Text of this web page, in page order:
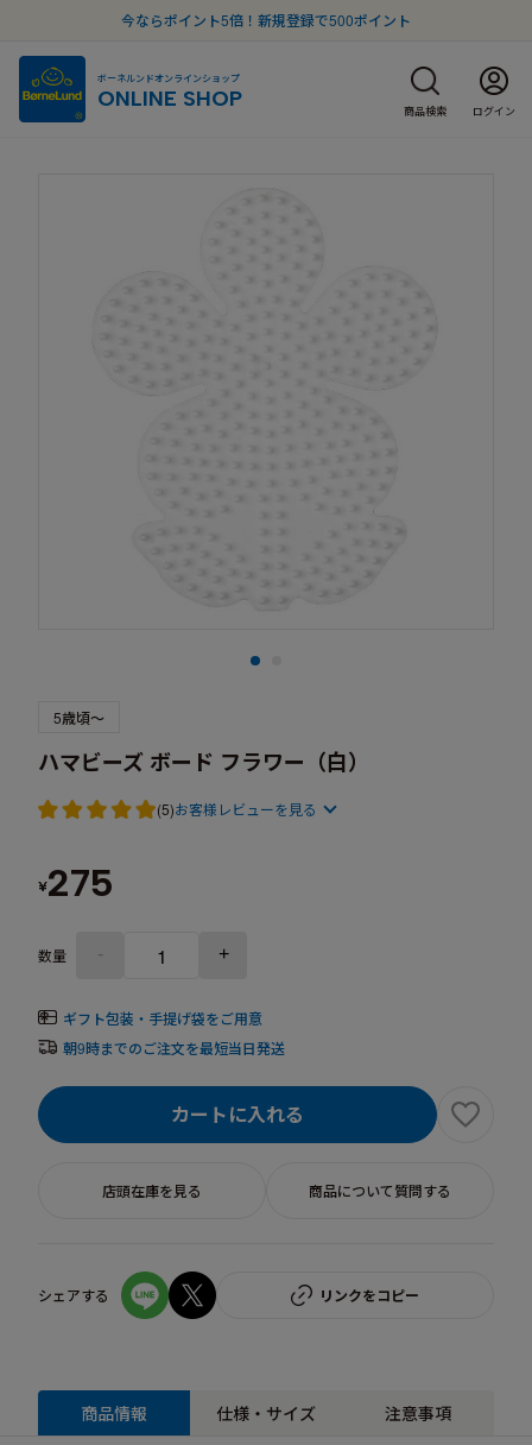
今ならポイント5倍！新規登録で500ポイント
ボーネルンドオンラインショップ
ONLINE SHOP 商品検索 ログイン
5歳頃～
ハマビーズ ボード フラワー（白）
(5)お客様レビューを見る
¥275
数量 - +
ギフト包装・手提げ袋をご用意
朝9時までのご注文を最短当日発送
カートに入れる
店頭在庫を見る 商品について質問する
シェアする リンクをコピー
商品情報 仕様・サイズ 注意事項